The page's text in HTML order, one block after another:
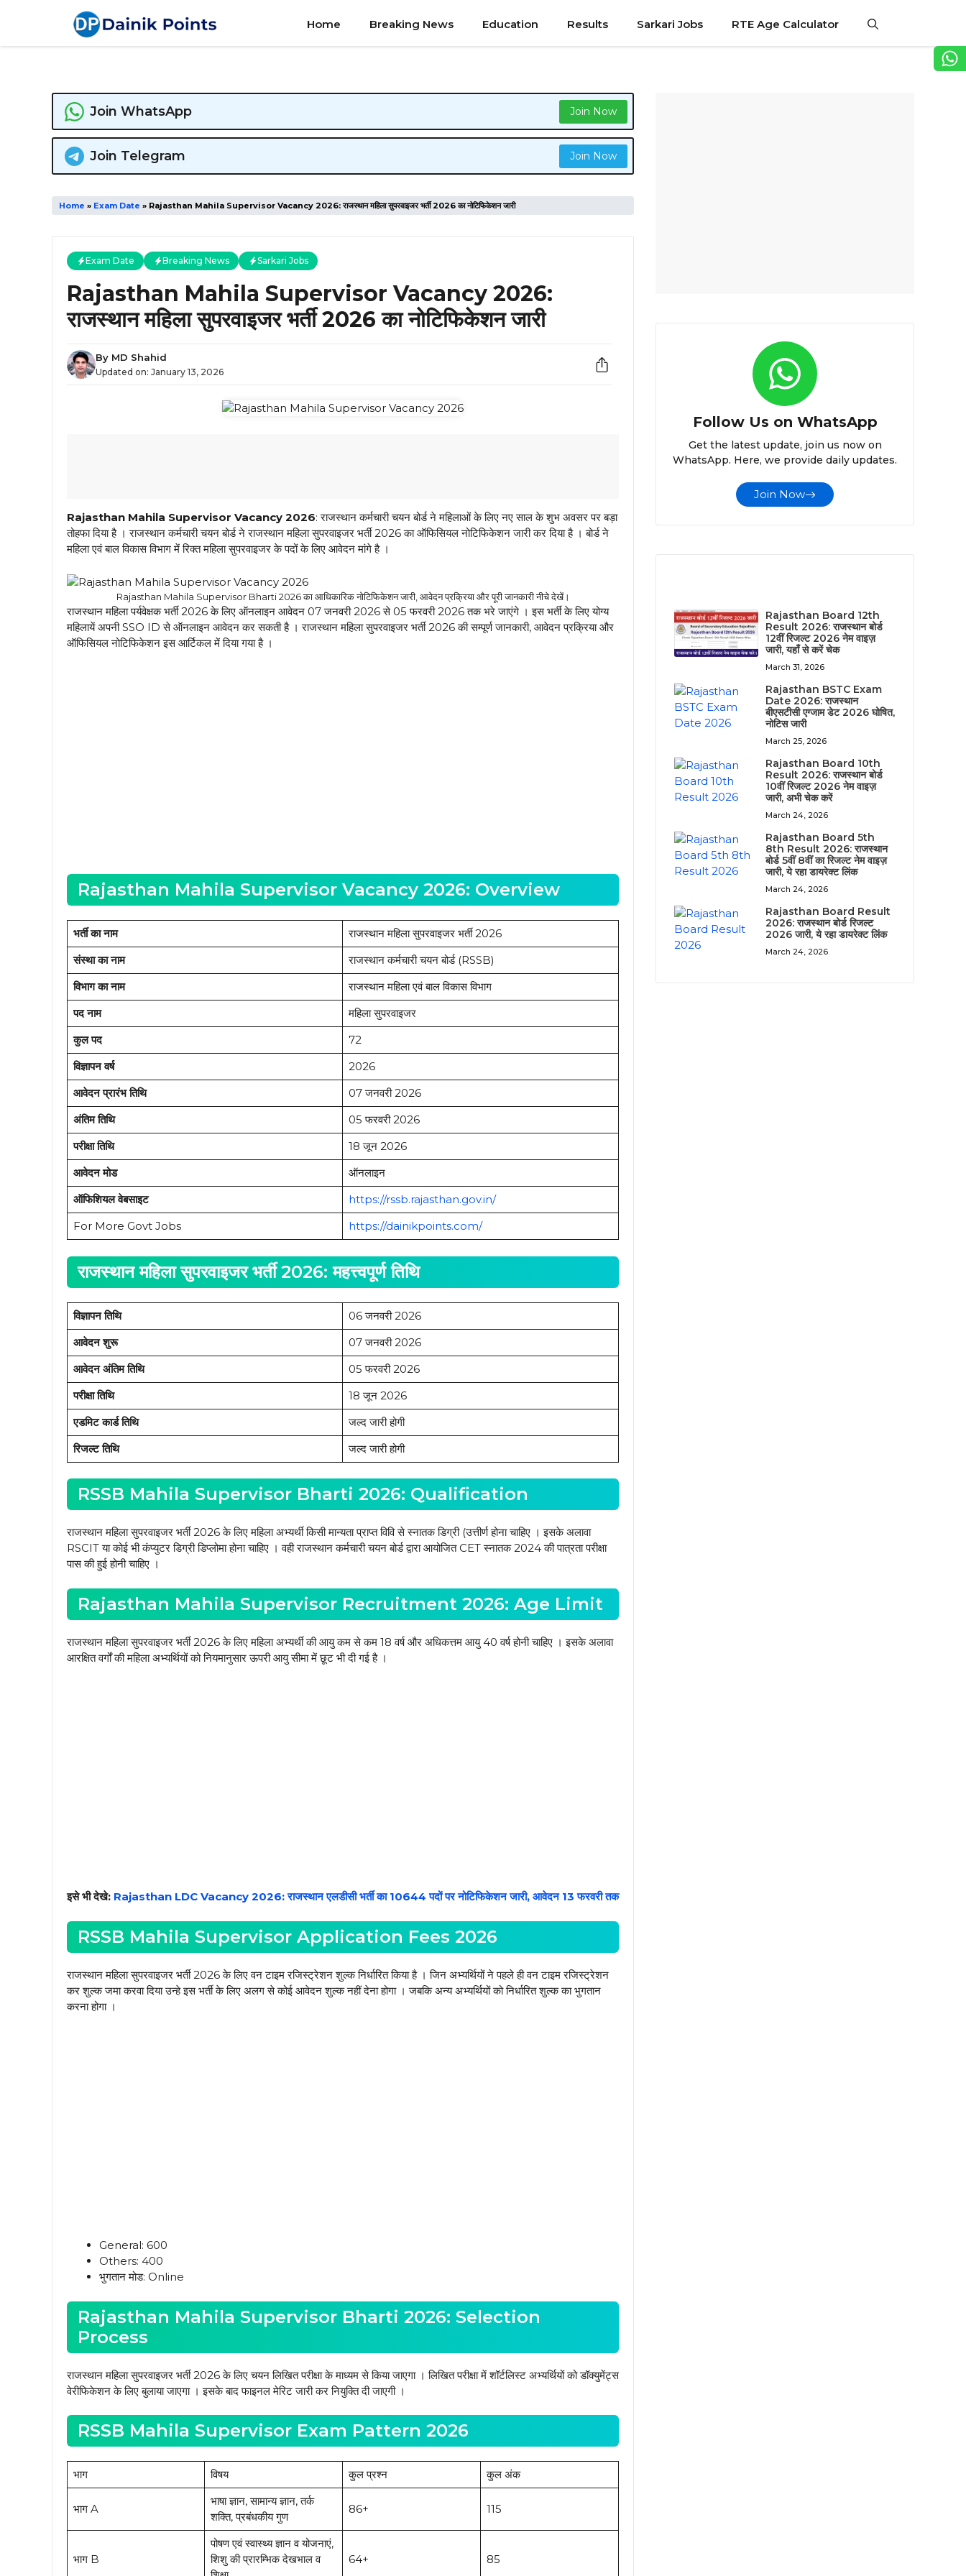
Home Breaking News Education Results Sarkari Jobs RTE Age Calculator
Join WhatsApp Join Now
Join Telegram Join Now
Home » Exam Date » Rajasthan Mahila Supervisor Vacancy 2026: राजस्थान महिला सुपरवाइजर भर्ती 2026 का नोटिफिकेशन जारी
Exam Date Breaking News Sarkari Jobs
Rajasthan Mahila Supervisor Vacancy 2026:
राजस्थान महिला सुपरवाइजर भर्ती 2026 का नोटिफिकेशन जारी
By MD Shahid
Updated on: January 13, 2026
Rajasthan Mahila Supervisor Vacancy 2026: राजस्थान कर्मचारी चयन बोर्ड ने महिलाओं के लिए नए साल के शुभ अवसर पर बड़ा
तोहफा दिया है । राजस्थान कर्मचारी चयन बोर्ड ने राजस्थान महिला सुपरवाइजर भर्ती 2026 का ऑफिसियल नोटिफिकेशन जारी कर दिया है । बोर्ड ने
महिला एवं बाल विकास विभाग में रिक्त महिला सुपरवाइजर के पदों के लिए आवेदन मांगे है ।
Rajasthan Mahila Supervisor Bharti 2026 का आधिकारिक नोटिफिकेशन जारी, आवेदन प्रक्रिया और पूरी जानकारी नीचे देखें।
राजस्थान महिला पर्यवेक्षक भर्ती 2026 के लिए ऑनलाइन आवेदन 07 जनवरी 2026 से 05 फरवरी 2026 तक भरे जाएंगे । इस भर्ती के लिए योग्य
महिलायें अपनी SSO ID से ऑनलाइन आवेदन कर सकती है । राजस्थान महिला सुपरवाइजर भर्ती 2026 की सम्पूर्ण जानकारी, आवेदन प्रक्रिया और
ऑफिसियल नोटिफिकेशन इस आर्टिकल में दिया गया है ।
Rajasthan Mahila Supervisor Vacancy 2026: Overview
भर्ती का नाम
राजस्थान महिला सुपरवाइजर भर्ती 2026
संस्था का नाम
राजस्थान कर्मचारी चयन बोर्ड (RSSB)
विभाग का नाम
राजस्थान महिला एवं बाल विकास विभाग
पद नाम
महिला सुपरवाइजर
कुल पद
72
विज्ञापन वर्ष
2026
आवेदन प्रारंभ तिथि
07 जनवरी 2026
अंतिम तिथि
05 फरवरी 2026
परीक्षा तिथि
18 जून 2026
आवेदन मोड
ऑनलाइन
ऑफिशियल वेबसाइट
https://rssb.rajasthan.gov.in/
For More Govt Jobs
https://dainikpoints.com/
राजस्थान महिला सुपरवाइजर भर्ती 2026: महत्त्वपूर्ण तिथि
विज्ञापन तिथि
06 जनवरी 2026
आवेदन शुरू
07 जनवरी 2026
आवेदन अंतिम तिथि
05 फरवरी 2026
परीक्षा तिथि
18 जून 2026
एडमिट कार्ड तिथि
जल्द जारी होगी
रिजल्ट तिथि
जल्द जारी होगी
RSSB Mahila Supervisor Bharti 2026: Qualification
राजस्थान महिला सुपरवाइजर भर्ती 2026 के लिए महिला अभ्यर्थी किसी मान्यता प्राप्त विवि से स्नातक डिग्री (उत्तीर्ण होना चाहिए । इसके अलावा
RSCIT या कोई भी कंप्युटर डिग्री डिप्लोमा होना चाहिए । वही राजस्थान कर्मचारी चयन बोर्ड द्वारा आयोजित CET स्नातक 2024 की पात्रता परीक्षा
पास की हुई होनी चाहिए ।
Rajasthan Mahila Supervisor Recruitment 2026: Age Limit
राजस्थान महिला सुपरवाइजर भर्ती 2026 के लिए महिला अभ्यर्थी की आयु कम से कम 18 वर्ष और अधिकत्तम आयु 40 वर्ष होनी चाहिए । इसके अलावा
आरक्षित वर्गों की महिला अभ्यर्थियों को नियमानुसार ऊपरी आयु सीमा में छूट भी दी गई है ।
इसे भी देखे: Rajasthan LDC Vacancy 2026: राजस्थान एलडीसी भर्ती का 10644 पदों पर नोटिफिकेशन जारी, आवेदन 13 फरवरी तक
RSSB Mahila Supervisor Application Fees 2026
राजस्थान महिला सुपरवाइजर भर्ती 2026 के लिए वन टाइम रजिस्ट्रेशन शुल्क निर्धारित किया है । जिन अभ्यर्थियों ने पहले ही वन टाइम रजिस्ट्रेशन
कर शुल्क जमा करवा दिया उन्हे इस भर्ती के लिए अलग से कोई आवेदन शुल्क नहीं देना होगा । जबकि अन्य अभ्यर्थियों को निर्धारित शुल्क का भुगतान
करना होगा ।
General: ₹600
Others: ₹400
भुगतान मोड: Online
Rajasthan Mahila Supervisor Bharti 2026: Selection
Process
राजस्थान महिला सुपरवाइजर भर्ती 2026 के लिए चयन लिखित परीक्षा के माध्यम से किया जाएगा । लिखित परीक्षा में शॉर्टलिस्ट अभ्यर्थियों को डॉक्युमेंट्स
वेरीफिकेशन के लिए बुलाया जाएगा । इसके बाद फाइनल मेरिट जारी कर नियुक्ति दी जाएगी ।
RSSB Mahila Supervisor Exam Pattern 2026
भाग विषय कुल प्रश्न कुल अंक
भाग A
भाषा ज्ञान, सामान्य ज्ञान, तर्क
शक्ति, प्रबंधकीय गुण
86+ 115
भाग B
पोषण एवं स्वास्थ्य ज्ञान व योजनाएं,
शिशु की प्रारम्भिक देखभाल व
64+ 85
Follow Us on WhatsApp
Get the latest update, join us now on
WhatsApp. Here, we provide daily updates.
Join Now
Rajasthan Board 12th
Result 2026: राजस्थान बोर्ड
12वीं रिजल्ट 2026 नेम वाइज़
जारी, यहाँ से करें चेक
March 31, 2026
Rajasthan BSTC Exam
Date 2026: राजस्थान
बीएसटीसी एग्जाम डेट 2026 घोषित,
नोटिस जारी
March 25, 2026
Rajasthan Board 10th
Result 2026: राजस्थान बोर्ड
10वीं रिजल्ट 2026 नेम वाइज़
जारी, अभी चेक करें
March 24, 2026
Rajasthan Board 5th
8th Result 2026: राजस्थान
बोर्ड 5वीं 8वीं का रिजल्ट नेम वाइज़
जारी, ये रहा डायरेक्ट लिंक
March 24, 2026
Rajasthan Board Result
2026: राजस्थान बोर्ड रिजल्ट
2026 जारी, ये रहा डायरेक्ट लिंक
March 24, 2026